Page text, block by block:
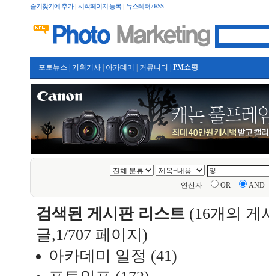
즐겨찾기에 추가| 시작페이지 등록 뉴스레터 / RSS
포토뉴스 기획기사 아카데미 커뮤니티 PM쇼핑
연산자 OR AND
검색된 게시판 리스트 (16개의 게
글,1/707 페이지)
아카데미 일정 (41)